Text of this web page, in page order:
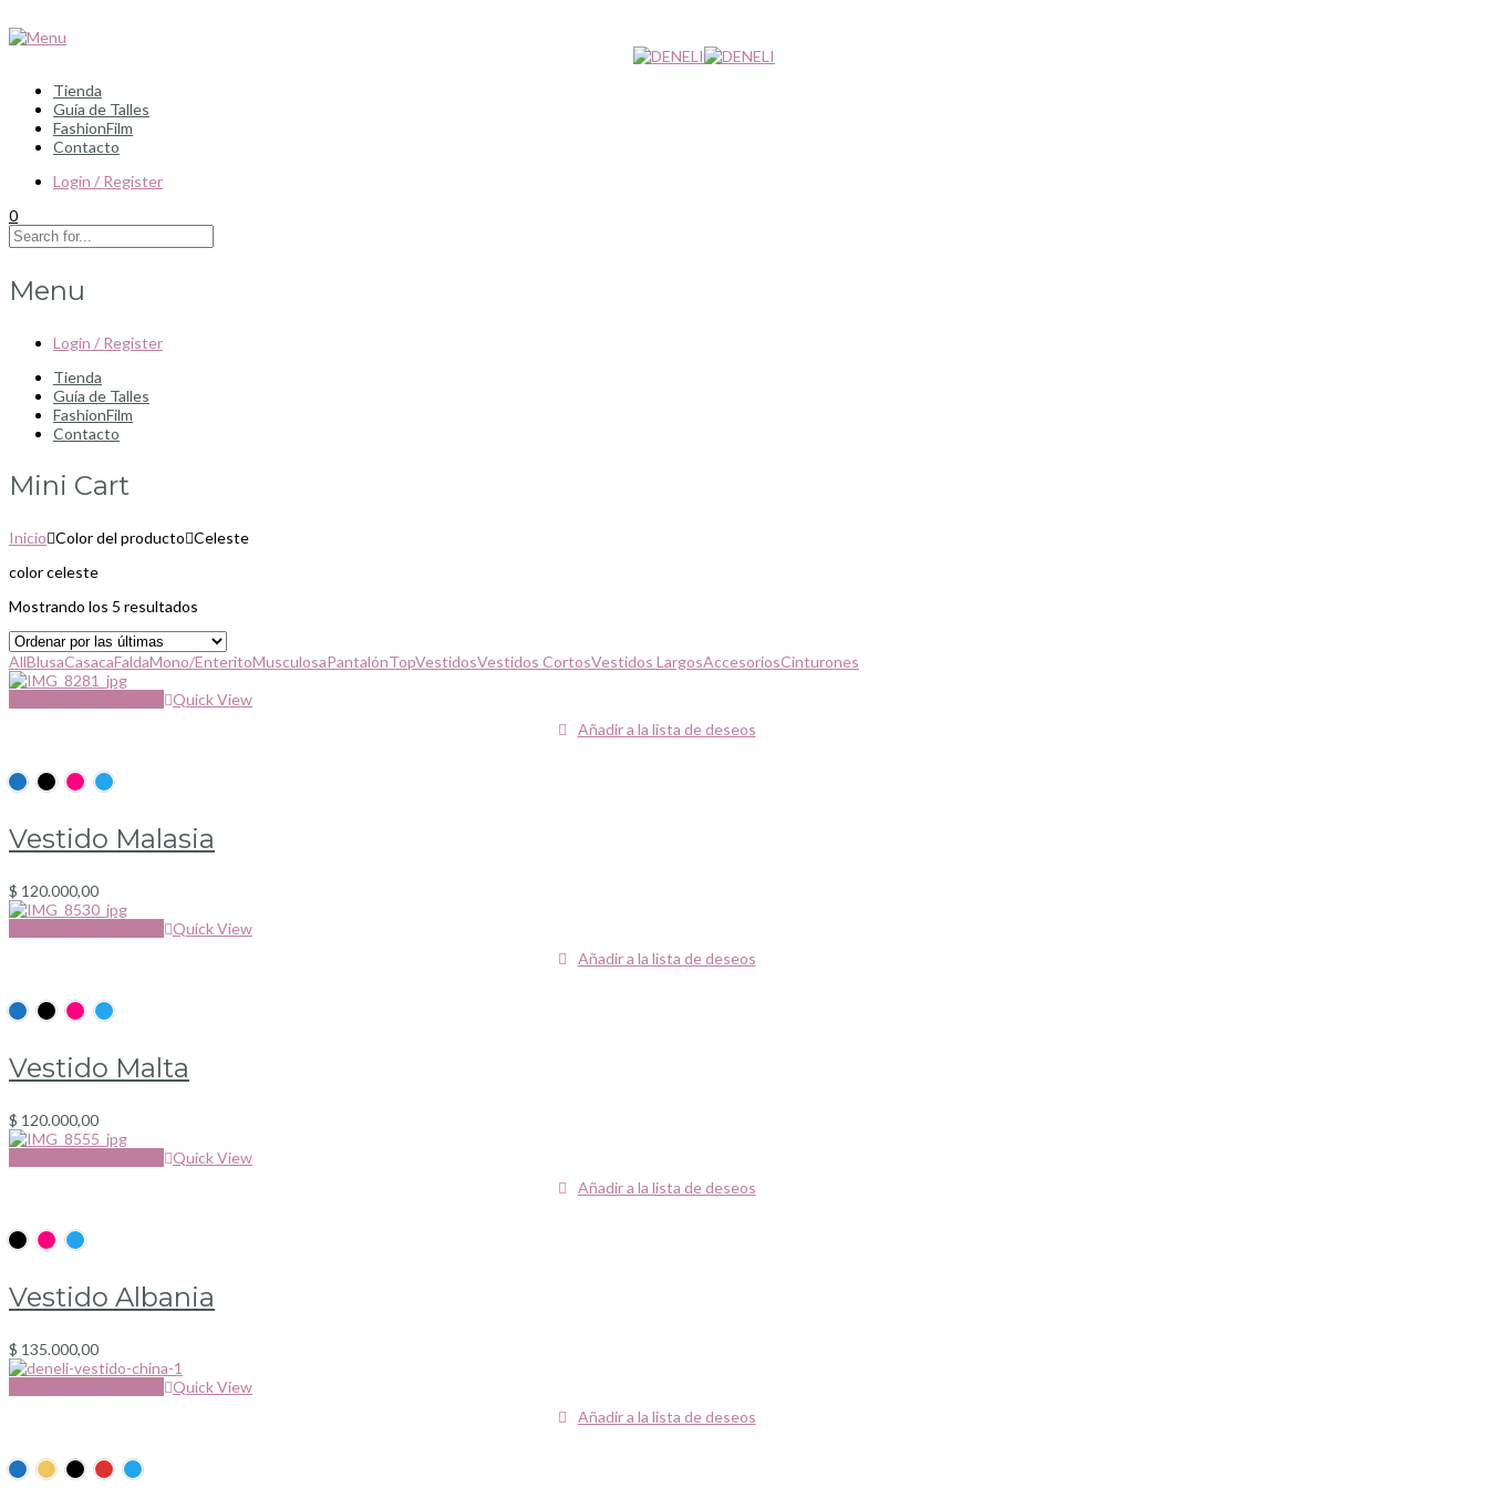
Tienda
Guía de Talles
FashionFilm
Contacto
Login / Register
0
Menu
Login / Register
Tienda
Guía de Talles
FashionFilm
Contacto
Mini Cart
Inicio Color del producto Celeste
color celeste
Mostrando los 5 resultados
latest
AllBlusaCasacaFaldaMono/EnteritoMusculosaPantalónTopVestidosVestidos CortosVestidos LargosAccesoriosCinturones
Quick View
Añadir a la lista de deseos
Vestido Malasia
$ 120.000,00
Quick View
Añadir a la lista de deseos
Vestido Malta
$ 120.000,00
Quick View
Añadir a la lista de deseos
Vestido Albania
$ 135.000,00
Quick View
Añadir a la lista de deseos